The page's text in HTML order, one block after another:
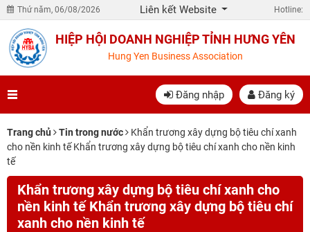
Thứ năm, 06/08/2026 Liên kết Website Hotline:
HIỆP HỘI DOANH NGHIỆP TỈNH HƯNG YÊN
Hung Yen Business Association
Đăng nhập Đăng ký
Trang chủ Tin trong nước
Khẩn trương xây dựng bộ tiêu chí xanh
cho nền kinh tế Khẩn trương xây dựng bộ tiêu chí xanh cho nền kinh
tế
Khẩn trương xây dựng bộ tiêu chí xanh cho
nền kinh tế Khẩn trương xây dựng bộ tiêu chí
xanh cho nền kinh tế